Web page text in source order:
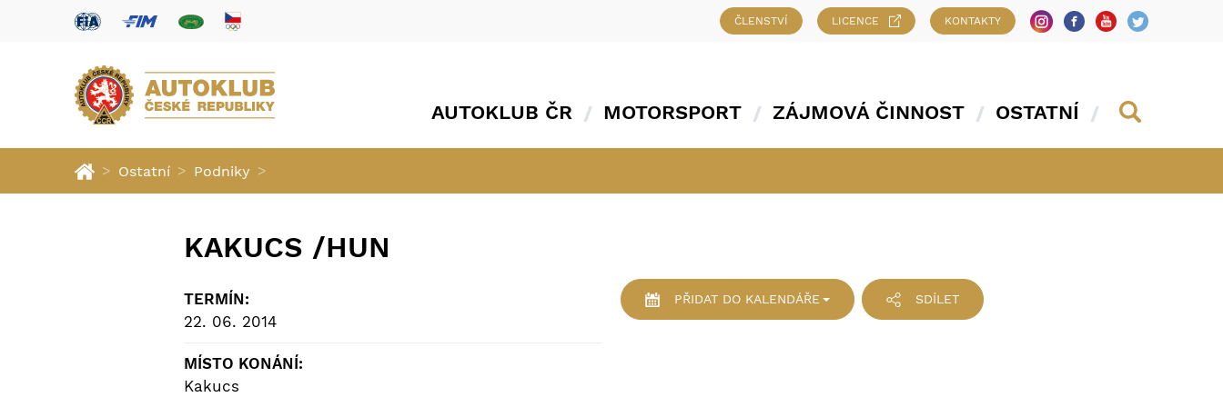
ČLENSTVÍ LICENCE KONTAKTY
AUTOKLUB ČR MOTORSPORT ZÁJMOVÁ ČINNOST OSTATNÍ
> Ostatní > Podniky >
KAKUCS /HUN
TERMÍN:
22. 06. 2014
MÍSTO KONÁNÍ:
Kakucs
PŘIDATDO KALENDÁŘE SDÍLET